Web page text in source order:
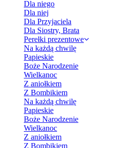
Dla niego
Dla niej
Dla Przyjaciela
Dla Siostry, Brata
Perełki prezentowe
Na każdą chwilę
Papieskie
Boże Narodzenie
Wielkanoc
Z aniołkiem
Z Bombikiem
Na każdą chwilę
Papieskie
Boże Narodzenie
Wielkanoc
Z aniołkiem
Z Bombikiem